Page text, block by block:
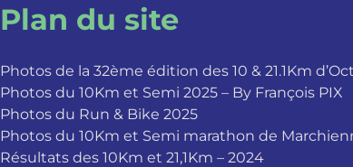
Plan du site
Photos de la 32ème édition des 10 & 21.1Km
Photos du 10Km et Semi 2025 – By François PIX
Photos du Run & Bike 2025
Photos du 10Km et Semi marathon de
Résultats des 10Km et 21,1Km – 2024